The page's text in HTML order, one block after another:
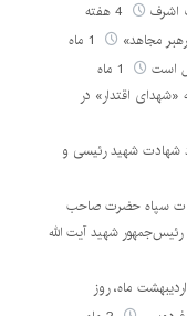
اشرف
مجاهد»
اقتدار» در
شهادت شهید رئیسی و
سپاه حضرت صاحب
شهید آیت الله
پیام آیت الله سیّدمجتبی خامنه‌ای به مناسبت ۲۵ اردیبهشت ماه، روز